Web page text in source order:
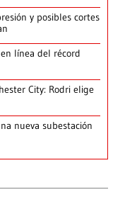
y posibles cortes
línea del récord
City: Rodri elige
nueva subestación